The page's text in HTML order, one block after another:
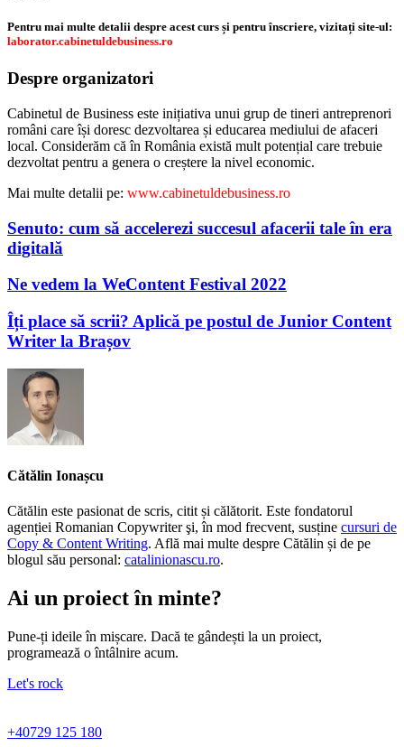
Pentru mai multe detalii despre acest curs și pentru înscriere, vizitați site-ul:
laborator.cabinetuldebusiness.ro
Despre organizatori
Cabinetul de Business este inițiativa unui grup de tineri antreprenori
români care își doresc dezvoltarea și educarea mediului de afaceri
local. Considerăm că în România există mult potențial care trebuie
dezvoltat pentru a genera o creștere la nivel economic.
Mai multe detalii pe: www.cabinetuldebusiness.ro
Senuto: cum să accelerezi succesul afacerii tale în era
digitală
Ne vedem la WeContent Festival 2022
Îți place să scrii? Aplică pe postul de Junior Content
Writer la Brașov
Cătălin Ionașcu
Cătălin este pasionat de scris, citit și călătorit. Este fondatorul
agenției Romanian Copywriter şi, în mod frecvent, susține cursuri de
Copy & Content Writing. Află mai multe despre Cătălin și de pe
blogul său personal: catalinionascu.ro.
Ai un proiect în minte?
Pune-ți ideile în mișcare. Dacă te gândești la un proiect,
programează o întâlnire acum.
Let's rock
+40729 125 180